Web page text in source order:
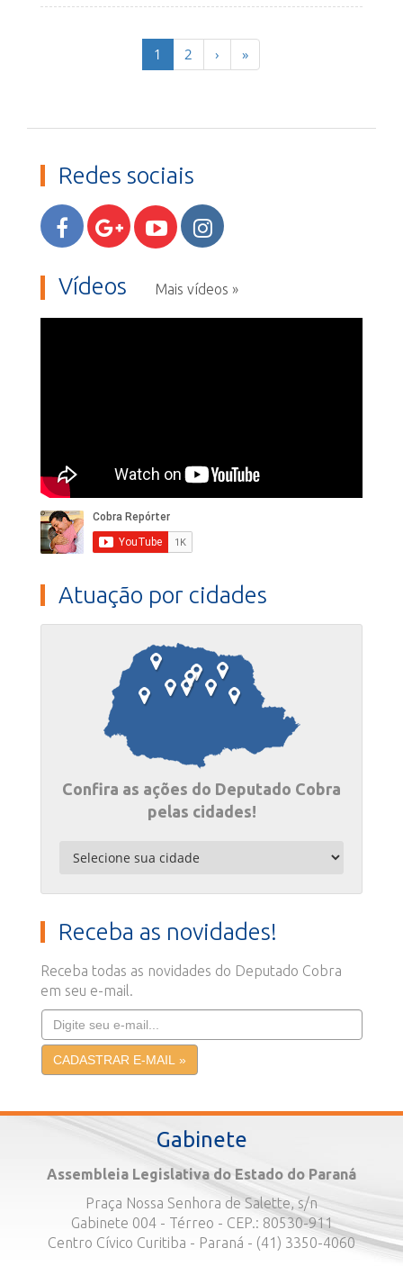
1 (current)
2 › »
Redes sociais
Vídeos Mais vídeos »
Atuação por cidades
Confira as ações do Deputado Cobra
pelas cidades!
Receba as novidades!
Receba todas as novidades do Deputado Cobra
em seu e-mail.
Gabinete
Assembleia Legislativa do Estado do Paraná
Praça Nossa Senhora de Salette, s/n
Gabinete 004 - Térreo - CEP.: 80530-911
Centro Cívico Curitiba - Paraná - (41) 3350-4060